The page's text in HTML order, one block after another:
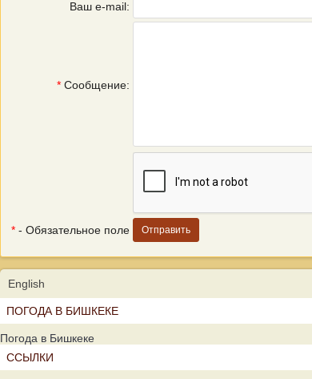
Ваш e-mail:
* Сообщение:
* - Обязательное поле
English
ПОГОДА В БИШКЕКЕ
Погода в Бишкеке
ССЫЛКИ